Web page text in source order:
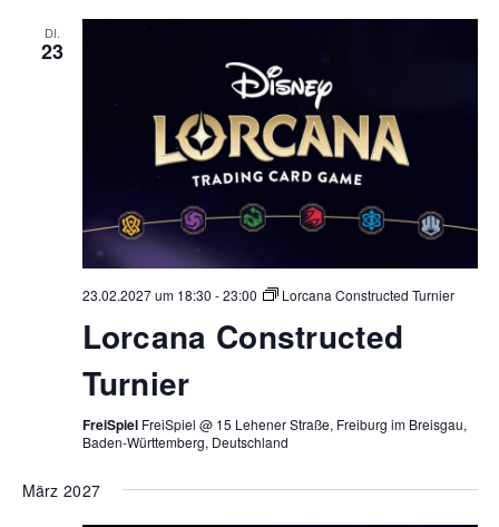
DI.
23
23.02.2027 um 18:30 -23:00 Lorcana Constructed Turnier
Lorcana Constructed
Turnier
FreiSpiel FreiSpiel @ 15 Lehener Straße, Freiburg im Breisgau,
Baden-Württemberg, Deutschland
März 2027